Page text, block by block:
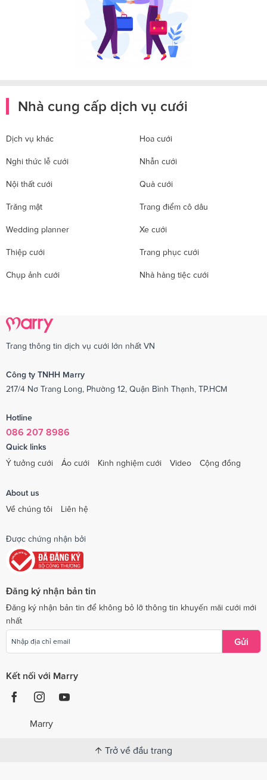
Nhà cung cấp dịch vụ cưới
Dịch vụ khác Hoa cưới
Nghi thức lễ cưới Nhẫn cưới
Nội thất cưới Quà cưới
Trăng mật Trang điểm cô dâu
Wedding planner Xe cưới
Thiệp cưới Trang phục cưới
Chụp ảnh cưới Nhà hàng tiệc cưới
Trang thông tin dịch vụ cưới lớn nhất VN
Công ty TNHH Marry
217/4 Nơ Trang Long, Phường 12, Quận Bình Thạnh, TP.HCM
Hotline
086 207 8986
Quick links
Ý tưởng cưới
Áo cưới Kinh nghiệm cưới Video Cộng đồng
About us
Về chúng tôi
Liên hệ
Được chứng nhận bởi
Đăng ký nhận bản tin
Đăng ký nhận bản tin để không bỏ lỡ thông tin khuyến mãi cưới mới
nhất
Gửi
Kết nối với Marry
Marry
Trở về đầu trang